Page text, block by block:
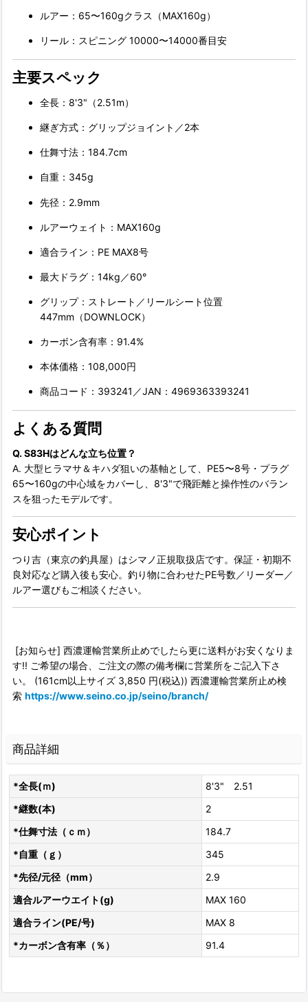
ルアー：65〜160gクラス（MAX160g）
リール：スピニング 10000〜14000番目安
主要スペック
全長：8'3"（2.51m）
継ぎ方式：グリップジョイント／2本
仕舞寸法：184.7cm
自重：345g
先径：2.9mm
ルアーウェイト：MAX160g
適合ライン：PE MAX8号
最大ドラグ：14kg／60°
グリップ：ストレート／リールシート位置
447mm（DOWNLOCK）
カーボン含有率：91.4%
本体価格：108,000円
商品コード：393241／JAN：4969363393241
よくある質問
Q. S83Hはどんな立ち位置？
A. 大型ヒラマサ＆キハダ狙いの基軸として、PE5〜8号・プラグ
65〜160gの中心域をカバーし、8'3"で飛距離と操作性のバラン
スを狙ったモデルです。
安心ポイント
つり吉（東京の釣具屋）はシマノ正規取扱店です。保証・初期不
良対応など購入後も安心。釣り物に合わせたPE号数／リーダー／
ルアー選びもご相談ください。
[お知らせ] 西濃運輸営業所止めでしたら更に送料がお安くなりま
す!! ご希望の場合、ご注文の際の備考欄に営業所をご記入下さ
い。 (161cm以上サイズ 3,850 円(税込)) 西濃運輸営業所止め検
索 https://www.seino.co.jp/seino/branch/
商品詳細
*全長(ｍ)
8'3" 2.51
*継数(本)
2
*仕舞寸法（ｃｍ）
184.7
*自重（ｇ）
345
*先径/元径（mm）
2.9
適合ルアーウエイト(g)
MAX 160
適合ライン(PE/号)
MAX 8
*カーボン含有率（％）
91.4